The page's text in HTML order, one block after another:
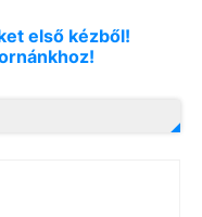
első kézből!